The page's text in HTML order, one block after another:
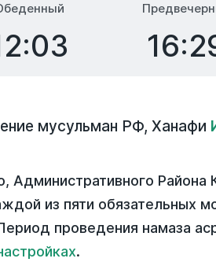
мусульман РФ, Ханафи
Административного
из пяти обязательных
проведения намаза
.